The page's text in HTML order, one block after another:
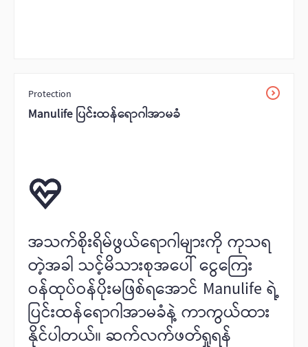
Protection
Manulife ပြင်းထန်‌ရောဂါအာမခံ
အသက်စိုးရိမ်ဖွယ်ရောဂါများကို ကုသရ
တဲ့အခါ သင့်မိသားစုအပေါ် ငွေကြေး
ဝန်ထုပ်ဝန်ပိုးမဖြစ်ရအောင် Manulife ရဲ့
ပြင်းထန်‌ရောဂါအာမခံနဲ့ ကာကွယ်ထား
နိုင်ပါတယ်။ ဆက်လက်ဖတ်ရှုရန်